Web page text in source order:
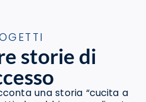
storie di
una storia “cucita a